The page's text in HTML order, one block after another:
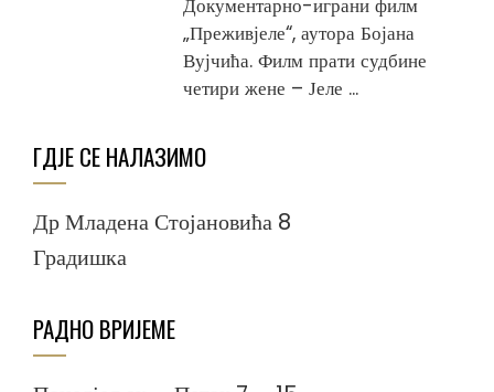
Документарно-играни филм
„Преживјеле“, аутора Бојана
Вујчића. Филм прати судбине
четири жене – Јеле ...
ГДЈЕ СЕ НАЛАЗИМО
Др Младена Стојановића 8
Градишка
РАДНО ВРИЈЕМЕ